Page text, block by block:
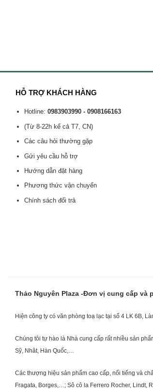
HỖ TRỢ KHÁCH HÀNG
Hotline: 0983903990 - 0908166163
(Từ 8-22h kể cả T7, CN)
Các câu hỏi thường gặp
Gửi yêu cầu hỗ trợ
Hướng dẫn đặt hàng
Phương thức vận chuyển
Chính sách đổi trả
Thảo Nguyên Plaza -Đơn vị cung cấp và
Hiện công ty có văn phòng toạ lạc tại số 4 LK 6B,
Chúng tôi tự hào là Nhà cung cấp rất nhiều sản
Sỹ, Nhât, Hàn Quốc,…
Các thượng hiệu sản phẩm cao cấp, nổi tiếng và
Fragata, Borges,…; Sô cô la Ferrero Rocher, Lindt,